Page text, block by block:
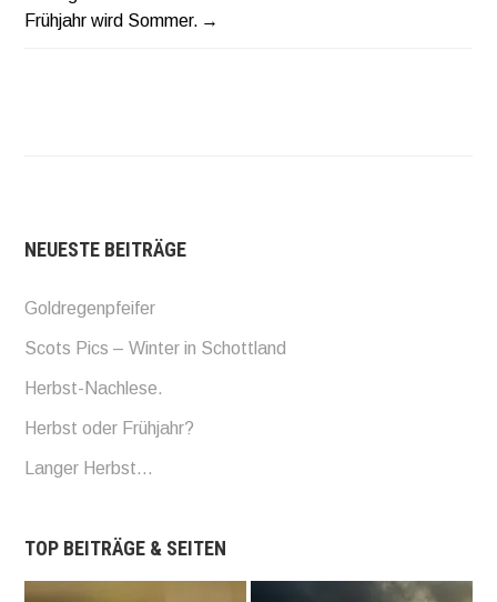
Frühjahr wird Sommer.
NEUESTE BEITRÄGE
Goldregenpfeifer
Scots Pics – Winter in Schottland
Herbst-Nachlese.
Herbst oder Frühjahr?
Langer Herbst…
TOP BEITRÄGE & SEITEN